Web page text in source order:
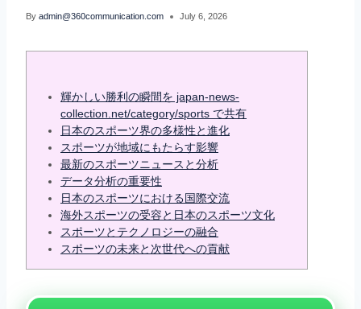
By admin@360communication.com July 6, 2026
輝かしい勝利の瞬間を japan-news-
collection.net/category/sports で共有
日本のスポーツ界の多様性と進化
スポーツが地域にもたらす影響
最新のスポーツニュースと分析
データ分析の重要性
日本のスポーツにおける国際交流
海外スポーツの受容と日本のスポーツ文化
スポーツとテクノロジーの融合
スポーツの未来と次世代への貢献